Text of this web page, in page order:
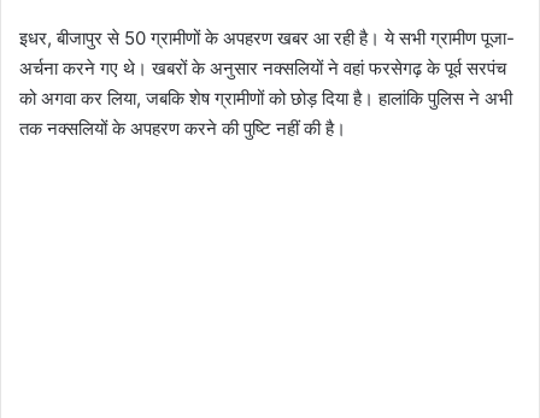
इधर, बीजापुर से 50 ग्रामीणों के अपहरण खबर आ रही है। ये सभी ग्रामीण पूजा-
अर्चना करने गए थे। खबरों के अनुसार नक्‍सलियों ने वहां फरसेगढ़ के पूर्व सरपंच
को अगवा कर लिया, जबकि शेष ग्रामीणों को छोड़ दिया है। हालांकि पुलिस ने अभी
तक नक्सलियों के अपहरण करने की पुष्टि नहीं की है।